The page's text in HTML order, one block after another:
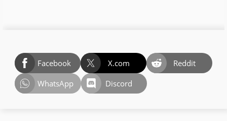
Facebook X.com
Reddit
WhatsApp
Discord